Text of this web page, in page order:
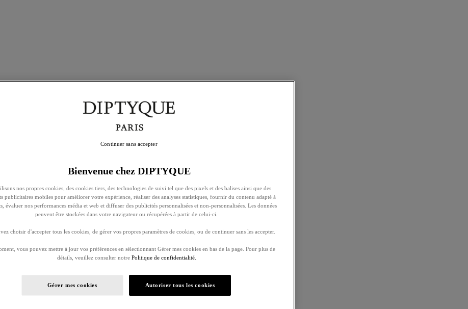
Bienvenue chez DIPTYQUE
nos propres cookies, des cookies tiers, des technologies de suivi tel que des pixels et des balises ainsi que des
publicitaires mobiles pour améliorer votre expérience, réaliser des analyses statistiques, fournir du contenu adapté à
évaluer nos performances média et web et diffuser des publicités personnalisées et non-personnalisées. Les données
peuvent être stockées dans votre navigateur ou récupérées à partir de celui-ci.
choisir d'accepter tous les cookies, de gérer vos propres paramètres de cookies, ou de continuer sans les accepter.
vous pouvez mettre à jour vos préférences en sélectionnant Gérer mes cookies en bas de la page. Pour plus de
détails, veuillez consulter notre Politique de confidentialité.
Gérer mes cookies Autoriser tous les cookies
Continuer sans accepter